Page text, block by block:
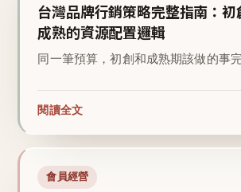
台灣品牌行銷策略完整指南：初
成熟的資源配置邏輯
同一筆預算，初創和成熟期該做的事完
閱讀全文
會員經營